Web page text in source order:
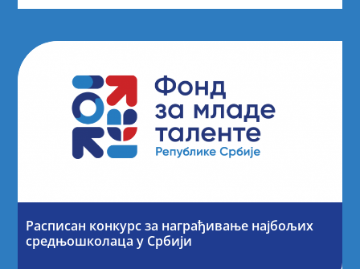
Расписан конкурс за награђивање најбољих
средњошколаца у Србији